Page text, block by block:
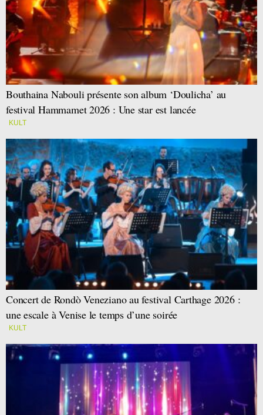
Bouthaina Nabouli présente son album ‘Doulicha’ au
festival Hammamet 2026 : Une star est lancée
KULT
Concert de Rondò Veneziano au festival Carthage 2026 :
une escale à Venise le temps d’une soirée
KULT